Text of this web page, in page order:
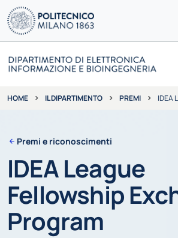
HOME IL DIPARTIMENTO PREMI IDEA
Premi e riconoscimenti
IDEA League
Fellowship
Program